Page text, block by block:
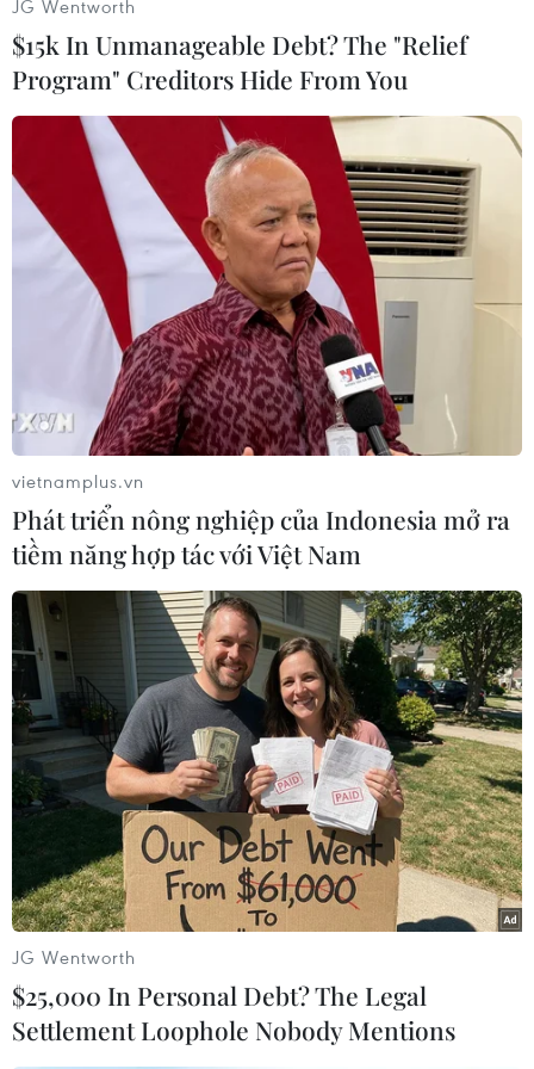
rõ danh tính bắn vào xe của ông.
Người phát ngôn của lực lượng ly khai Vasily
Nikitin nói: "Ông ấy đã bị mất nhiều máu, song
không nguy hiểm đến tính mạng"./.
(Vietnam+)
#Ukraine #OSCE #Lugansk
#Valery Bolotov
#Ly khai
#Lực lượng tự vệ #Khủng hoảng
#Lộ trình
#Chiến dịch quân sự
#Ám sát Nga Ukraine
Theo dõi VietnamPlus
TIN LIÊN QUAN
JG Wentworth
$15k In Unmanageable Debt? The "Relief
Program" Creditors Hide From You
vietnamplus.vn
Phát triển nông nghiệp của Indonesia mở ra
tiềm năng hợp tác với Việt Nam
JG Wentworth
$25,000 In Personal Debt? The Legal
Settlement Loophole Nobody Mentions